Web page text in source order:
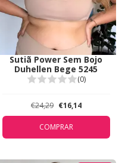
Sutiã Power Sem Bojo
Duhellen Bege 5245
(0)
€24,29 €16,14
COMPRAR